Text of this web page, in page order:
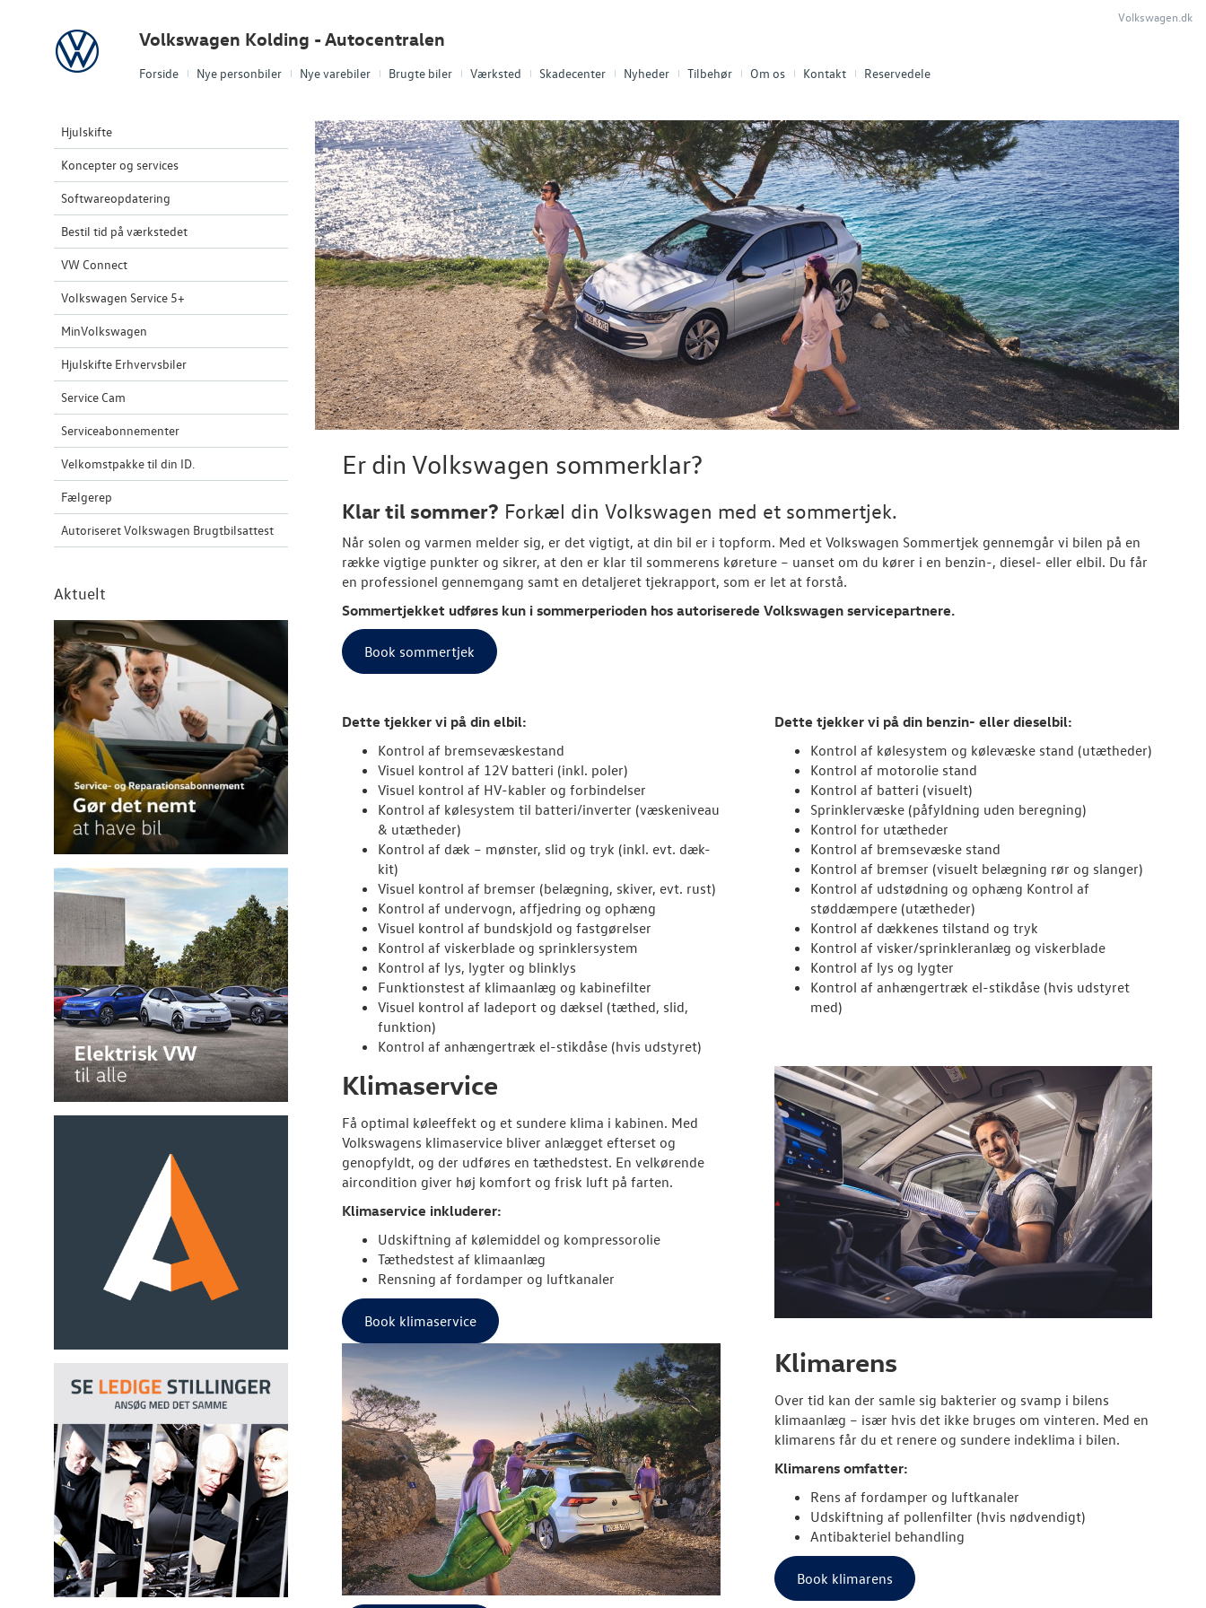
Forside Nye personbiler Nye varebiler Brugte biler Værksted Skadecenter Nyheder Tilbehør Om os Kontakt Reservedele
Volkswagen Volkswagen Kolding - Autocentralen
Volkswagen.dk
Hjulskifte
Koncepter og services
Softwareopdatering
Bestil tid på værkstedet
VW Connect
Volkswagen Service 5+
MinVolkswagen
Hjulskifte Erhvervsbiler
Service Cam
Serviceabonnementer
Velkomstpakke til din ID.
Fælgerep
Autoriseret Volkswagen Brugtbilsattest
Aktuelt
Er din Volkswagen sommerklar?
Klar til sommer? Forkæl din Volkswagen med et sommertjek.
Når solen og varmen melder sig, er det vigtigt, at din bil er i topform. Med et Volkswagen Sommertjek gennemgår vi bilen på en
række vigtige punkter og sikrer, at den er klar til sommerens køreture – uanset om du kører i en benzin-, diesel- eller elbil. Du får
en professionel gennemgang samt en detaljeret tjekrapport, som er let at forstå.
Sommertjekket udføres kun i sommerperioden hos autoriserede Volkswagen servicepartnere.
Book sommertjek
Dette tjekker vi på din elbil:
Kontrol af bremsevæskestand
Visuel kontrol af 12V batteri (inkl. poler)
Visuel kontrol af HV-kabler og forbindelser
Kontrol af kølesystem til batteri/inverter (væskeniveau
& utætheder)
Kontrol af dæk – mønster, slid og tryk (inkl. evt. dæk-
kit)
Visuel kontrol af bremser (belægning, skiver, evt. rust)
Kontrol af undervogn, affjedring og ophæng
Visuel kontrol af bundskjold og fastgørelser
Kontrol af viskerblade og sprinklersystem
Kontrol af lys, lygter og blinklys
Funktionstest af klimaanlæg og kabinefilter
Visuel kontrol af ladeport og dæksel (tæthed, slid,
funktion)
Kontrol af anhængertræk el-stikdåse (hvis udstyret)
Dette tjekker vi på din benzin- eller dieselbil:
Kontrol af kølesystem og kølevæske stand (utætheder)
Kontrol af motorolie stand
Kontrol af batteri (visuelt)
Sprinklervæske (påfyldning uden beregning)
Kontrol for utætheder
Kontrol af bremsevæske stand
Kontrol af bremser (visuelt belægning rør og slanger)
Kontrol af udstødning og ophæng Kontrol af
støddæmpere (utætheder)
Kontrol af dækkenes tilstand og tryk
Kontrol af visker/sprinkleranlæg og viskerblade
Kontrol af lys og lygter
Kontrol af anhængertræk el-stikdåse (hvis udstyret
med)
Klimaservice
Få optimal køleeffekt og et sundere klima i kabinen. Med
Volkswagens klimaservice bliver anlægget efterset og
genopfyldt, og der udføres en tæthedstest. En velkørende
aircondition giver høj komfort og frisk luft på farten.
Klimaservice inkluderer:
Udskiftning af kølemiddel og kompressorolie
Tæthedstest af klimaanlæg
Rensning af fordamper og luftkanaler
Book klimaservice
Klimarens
Over tid kan der samle sig bakterier og svamp i bilens
klimaanlæg – især hvis det ikke bruges om vinteren. Med en
klimarens får du et renere og sundere indeklima i bilen.
Klimarens omfatter:
Rens af fordamper og luftkanaler
Udskiftning af pollenfilter (hvis nødvendigt)
Antibakteriel behandling
Book klimarens